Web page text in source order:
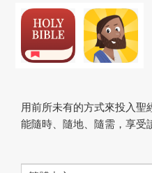
用前所未有的方式來投入聖
能隨時、隨地、隨需，享受